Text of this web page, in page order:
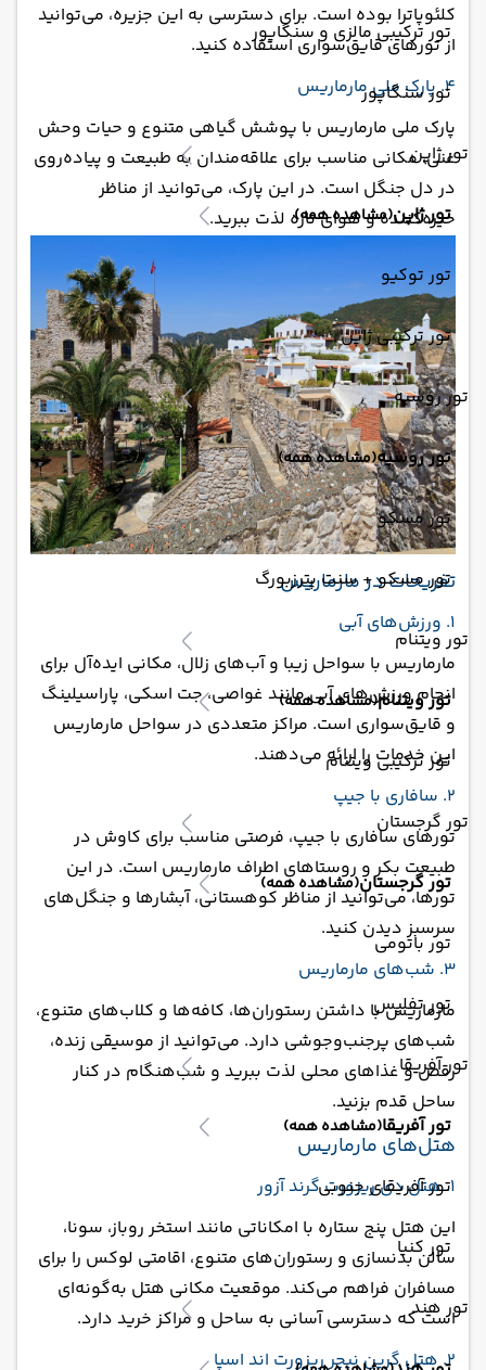
تور ترکیبی مالزی و سنگاپور
تور سنگاپور
تور ژاپن
تور ژاپن(مشاهده همه)
تور توکیو
تور ترکیبی ژاپن
تور روسیه
تور روسیه(مشاهده همه)
تور مسکو
تور مسکو + سنت پترزبورگ
تور ویتنام
تور ویتنام(مشاهده همه)
تور ترکیبی ویتنام
تور گرجستان
تور گرجستان(مشاهده همه)
تور باتومی
تور تفلیس
تور آفریقا
تور آفریقا(مشاهده همه)
تور آفریقای جنوبی
تور کنیا
تور هند
کلئوپاترا بوده است. برای دسترسی به این جزیره، می‌توانید
از تورهای قایق‌سواری استفاده کنید.
4. پارک ملی مارماریس
پارک ملی مارماریس با پوشش گیاهی متنوع و حیات وحش
غنی، مکانی مناسب برای علاقه‌مندان به طبیعت و پیاده‌روی
در دل جنگل است. در این پارک، می‌توانید از مناظر
خیره‌کننده و هوای تازه لذت ببرید.
تفریحات در مارماریس
1. ورزش‌های آبی
مارماریس با سواحل زیبا و آب‌های زلال، مکانی ایده‌آل برای
انجام ورزش‌های آبی مانند غواصی، جت اسکی، پاراسیلینگ
و قایق‌سواری است. مراکز متعددی در سواحل مارماریس
این خدمات را ارائه می‌دهند.
2. سافاری با جیپ
تورهای سافاری با جیپ، فرصتی مناسب برای کاوش در
طبیعت بکر و روستاهای اطراف مارماریس است. در این
تورها، می‌توانید از مناظر کوهستانی، آبشارها و جنگل‌های
سرسبز دیدن کنید.
3. شب‌های مارماریس
مارماریس با داشتن رستوران‌ها، کافه‌ها و کلاب‌های متنوع،
شب‌های پرجنب‌وجوشی دارد. می‌توانید از موسیقی زنده،
رقص و غذاهای محلی لذت ببرید و شب‌هنگام در کنار
ساحل قدم بزنید.
هتل‌های مارماریس
1. هتل دی ریزورت گرند آزور
این هتل پنج ستاره با امکاناتی مانند استخر روباز، سونا،
سالن بدنسازی و رستوران‌های متنوع، اقامتی لوکس را برای
مسافران فراهم می‌کند. موقعیت مکانی هتل به‌گونه‌ای
است که دسترسی آسانی به ساحل و مراکز خرید دارد.
2. هتل گرین نیچر ریزورت اند اسپا